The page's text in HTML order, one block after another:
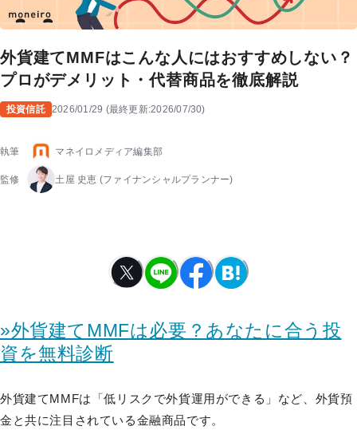
外貨建てMMFはこんな人にはおすすめしない？
プロがデメリット・代替商品を徹底解説
投資信託 2026/01/29 (最終更新:2026/07/30)
執筆 マネイロメディア編集部
監修 土屋 史恵 (ファイナンシャルプランナー)
»外貨建てMMFは必要？あなたに合う投
資を無料診断
外貨建てMMFは「低リスクで外貨運用ができる」など、外貨預
金と共に注目されている金融商品です。